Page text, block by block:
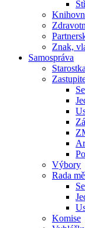
Znak,
Samospráva
Výbory
Rada
Komise